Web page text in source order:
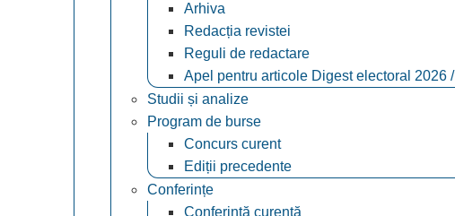
Arhiva
Redacția revistei
Reguli de redactare
Apel pentru articole Digest electoral 2026
Studii și analize
Program de burse
Concurs curent
Ediții precedente
Conferințe
Conferință curentă